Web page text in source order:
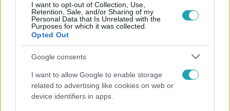
I want to opt-out of Collection, Use,
Retention, Sale, and/or Sharing of my
Personal Data that Is Unrelated with the
Purposes for which it was collected.
Opted Out
Google consents
I want to allow Google to enable storage
related to advertising like cookies on web or
device identifiers in apps.
Népszerű
10:28